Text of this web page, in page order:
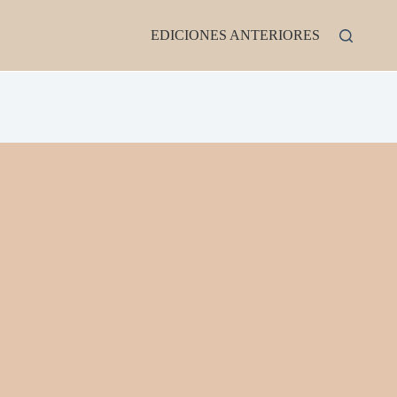
EDICIONES ANTERIORES